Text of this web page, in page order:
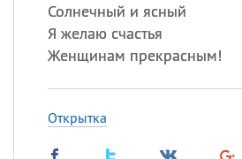
Солнечный и ясный
Я желаю счастья
Женщинам прекрасным!
Открытка